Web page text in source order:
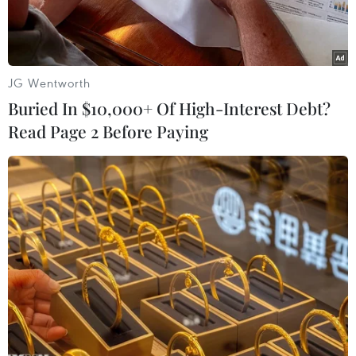
Một vụ tai nạn xảy ra trên Quốc lộ 91, đoạn thuộc thị trấn An
Châu, huyện Châu Thành, tỉnh An Giang. (Ảnh: TTXVN/phát)
Chiều 3/5, Cục Cảnh sát giao thông cho biết, 5
JG Wentworth
Buried In $10,000+ Of High-Interest Debt?
Read Page 2 Before Paying